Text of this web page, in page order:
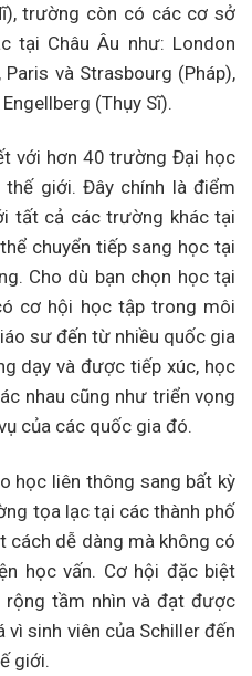
trường còn có các cơ sở
tại Châu Âu như: London
Paris và Strasbourg (Pháp),
(Thụy Sĩ).
với hơn 40 trường Đại học
giới. Đây chính là điểm
tất cả các trường khác tại
chuyển tiếp sang học tại
Cho dù bạn chọn học tại
cơ hội học tập trong môi
sư đến từ nhiều quốc gia
dạy và được tiếp xúc, học
nhau cũng như triển vọng
của các quốc gia đó.
học liên thông sang bất kỳ
tọa lạc tại các thành phố
cách dễ dàng mà không có
học vấn. Cơ hội đặc biệt
rộng tầm nhìn và đạt được
sinh viên của Schiller đến
giới.